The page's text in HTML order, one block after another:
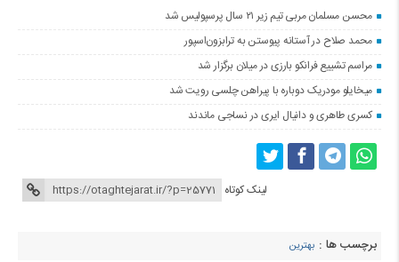
محسن مسلمان مربی تیم زیر ۲۱ سال پرسپولیس شد
محمد صلاح در آستانه پیوستن به ترابزون‌اسپور
مراسم تشییع فرانکو بارزی در میلان برگزار شد
میخایلو مودریک دوباره با پیراهن چلسی رویت شد
کسری طاهری و دانیال ایری در نساجی ماندند
لینک کوتاه
برچسب ها : بهترین